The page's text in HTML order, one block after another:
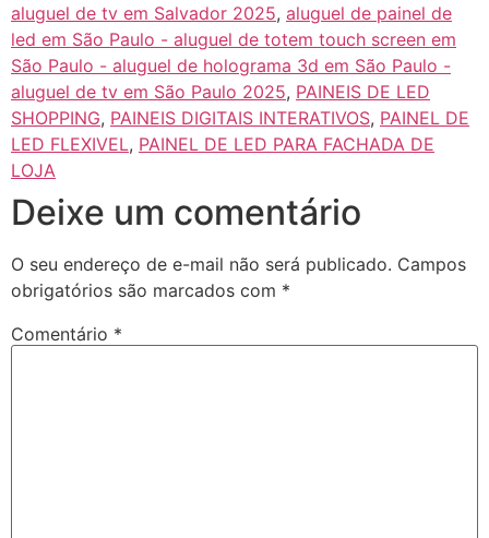
aluguel de tv em Salvador 2025, aluguel de painel de
led em São Paulo - aluguel de totem touch screen em
São Paulo - aluguel de holograma 3d em São Paulo -
aluguel de tv em São Paulo 2025, PAINEIS DE LED
SHOPPING, PAINEIS DIGITAIS INTERATIVOS, PAINEL DE
LED FLEXIVEL, PAINEL DE LED PARA FACHADA DE
LOJA
Deixe um comentário
O seu endereço de e-mail não será publicado. Campos
obrigatórios são marcados com *
Comentário *